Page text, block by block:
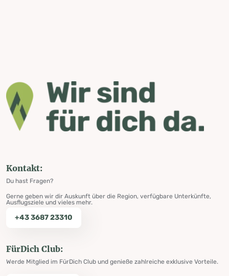
Kontakt:
Du hast Fragen?
Gerne geben wir dir Auskunft über die Region, verfügbare Unterkünfte,
Ausflugsziele und vieles mehr.
+43 3687 23310
FürDich Club:
Werde Mitglied im FürDich Club und genieße zahlreiche exklusive Vorteile.